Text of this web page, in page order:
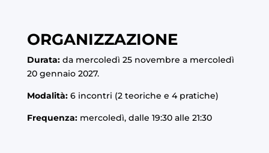
ORGANIZZAZIONE
Durata:da mercoledì 25 novembre a mercoledì
20 gennaio 2027.
Modalità:6 incontri (2 teoriche e 4 pratiche)
Frequenza:mercoledì, dalle 19:30 alle 21:30